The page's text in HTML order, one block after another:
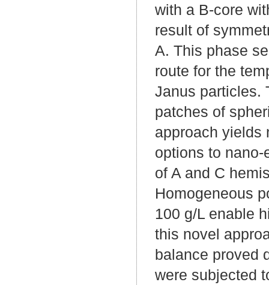
with a B-core
result of
A. This phase
route for the
Janus particles.
patches of
approach yields
options to
of A and C
Homogeneous
100 g/L enable
this novel
balance proved
were subjected